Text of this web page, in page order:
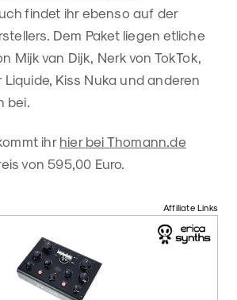
findet ihr ebenso auf der
Dem Paket liegen etliche
Mijk van Dijk, Nerk von TokTok,
Liquide, Kiss Nuka und anderen
bei.
ihr hier bei Thomann.de
von 595,00 Euro.
Affiliate Links